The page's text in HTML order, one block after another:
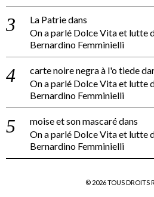
La Patriedans
On a parlé Dolce Vita et lutte
Bernardino Femminielli
carte noire negra à l'o tiede
On a parlé Dolce Vita et lutte
Bernardino Femminielli
moise et son mascarédans
On a parlé Dolce Vita et lutte
Bernardino Femminielli
© 2026TOUS DROITS